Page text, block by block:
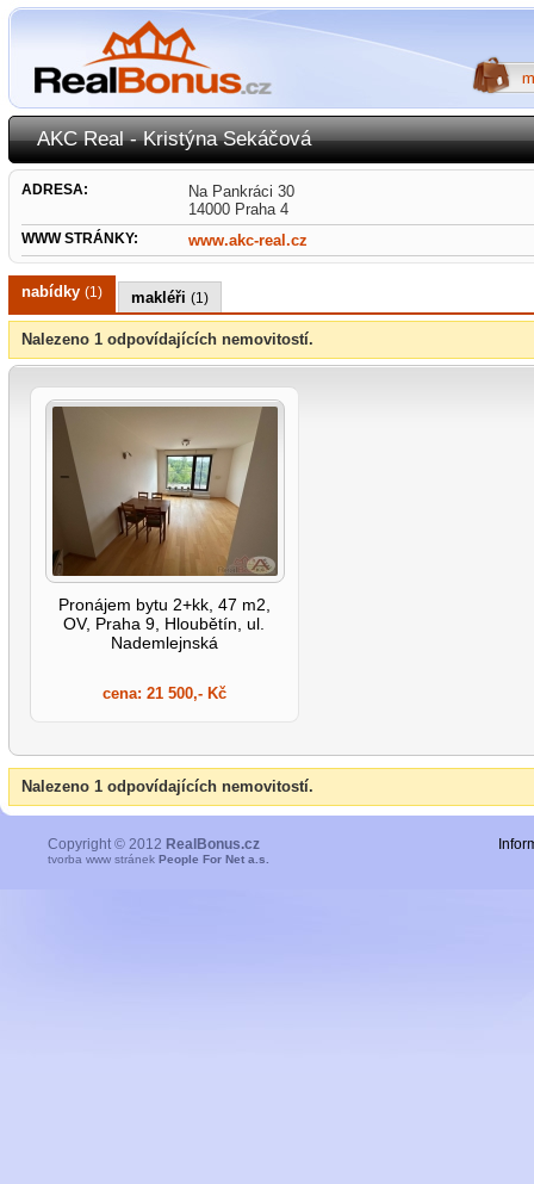
AKC Real - Kristýna Sekáčová
ADRESA:
Na Pankráci 30
14000 Praha 4
WWW STRÁNKY: www.akc-real.cz
nabídky (1) makléři (1)
Nalezeno 1 odpovídajících nemovitostí.
Pronájem bytu 2+kk, 47 m2,
OV, Praha 9, Hloubětín, ul.
Nademlejnská
cena: 21 500,- Kč
Nalezeno 1 odpovídajících nemovitostí.
Copyright © 2012 RealBonus.cz
tvorba www stránek People For Net a.s.